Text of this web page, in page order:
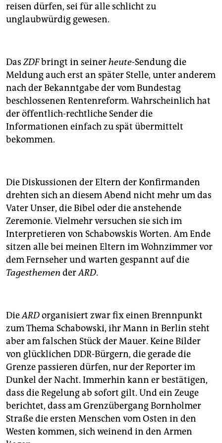
reisen dürfen, sei für alle schlicht zu
unglaubwürdig gewesen.
DasZDFbringt in seinerheute-Sendung die
Meldung auch erst an später Stelle, unter anderem
nach der Bekanntgabe der vom Bundestag
beschlossenen Rentenreform. Wahrscheinlich hat
der öffentlich-rechtliche Sender die
Informationen einfach zu spät übermittelt
bekommen.
Die Diskussionen der Eltern der Konfirmanden
drehten sich an diesem Abend nicht mehr um das
Vater Unser, die Bibel oder die anstehende
Zeremonie. Vielmehr versuchen sie sich im
Interpretieren von Schabowskis Worten. Am Ende
sitzen alle bei meinen Eltern im Wohnzimmer vor
dem Fernseher und warten gespannt auf die
Tagesthemen derARD.
DieARDorganisiert zwar fix einen Brennpunkt
zum Thema Schabowski, ihr Mann in Berlin steht
aber am falschen Stück der Mauer. Keine Bilder
von glücklichen DDR-Bürgern, die gerade die
Grenze passieren dürfen, nur der Reporter im
Dunkel der Nacht. Immerhin kann er bestätigen,
dass die Regelung ab sofort gilt. Und ein Zeuge
berichtet, dass am Grenzübergang Bornholmer
Straße die ersten Menschen vom Osten in den
Westen kommen, sich weinend in den Armen